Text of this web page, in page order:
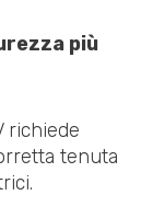
più
richiede
tenuta